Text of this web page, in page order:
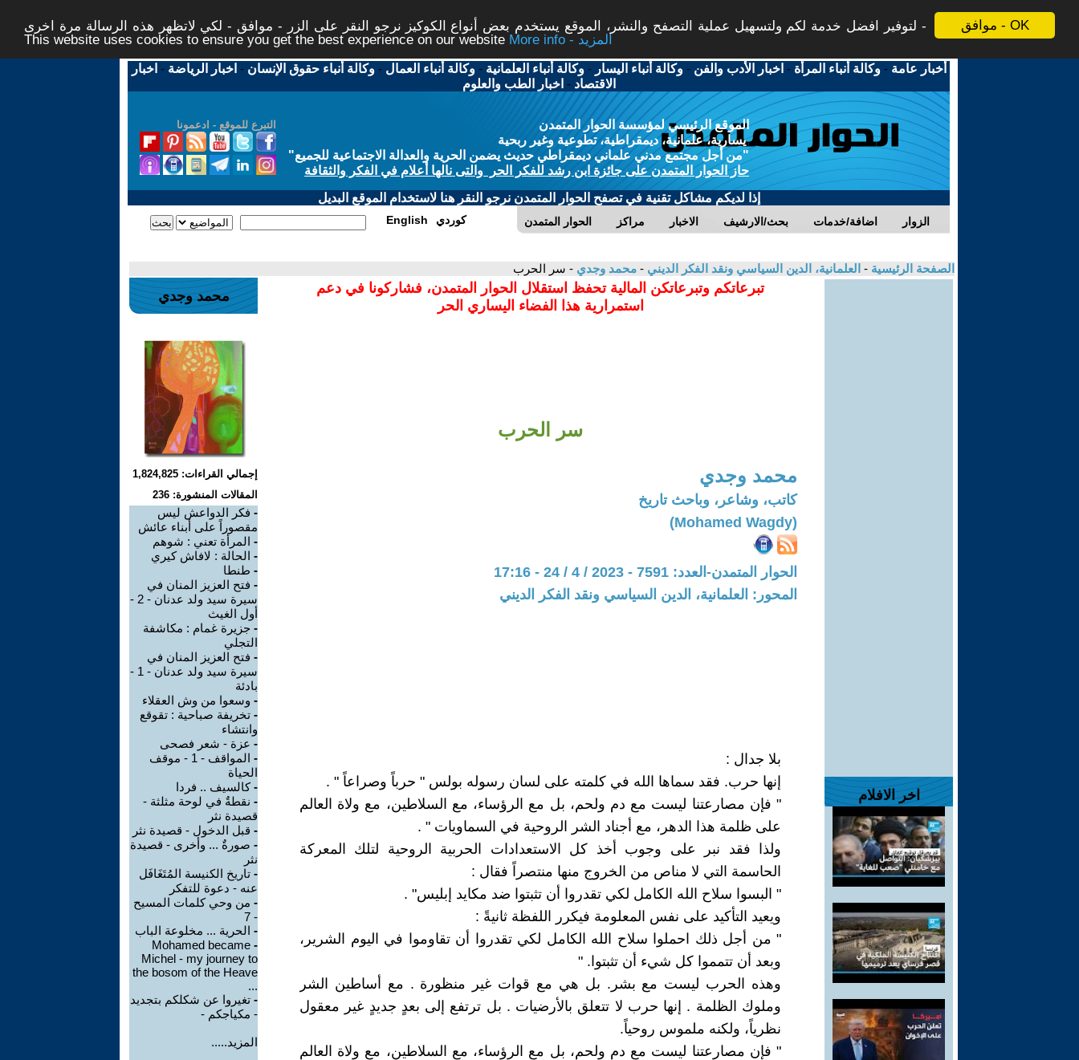
موافق - OK
لتوفير افضل خدمة لكم ولتسهيل عملية التصفح والنشر، الموقع يستخدم بعض أنواع الكوكيز نرجو النقر على الزر - موافق - لكي لاتظهر هذه الرسالة مرة اخرى -
This website uses cookies to ensure you get the best experience on our website
More info - المزيد
أخبار عامة -وكالة أنباء المرأة - اخبار الأدب والفن -وكالة أنباء اليسار -وكالة أنباء العلمانية -وكالة أنباء العمال -وكالة أنباء حقوق الإنسان - اخبار الرياضة - اخبار
الاقتصاد - اخبار الطب والعلوم
التبرع للموقع - ادعمونا
الموقع الرئيسي لمؤسسة الحوار المتمدن
يسارية، علمانية، ديمقراطية، تطوعية وغير ربحية
"من أجل مجتمع مدني علماني ديمقراطي حديث يضمن الحرية والعدالة الاجتماعية للجميع"
حاز الحوار المتمدن على جائزة ابن رشد للفكر الحر والتى نالها أعلام في الفكر والثقافة
إذا لديكم مشاكل تقنية في تصفح الحوار المتمدن نرجو النقر هنا لاستخدام الموقع البديل
الحوار المتمدن مراكز الاخبار بحث/الارشيف اضافة/خدمات الزوار English كوردي
الصفحة الرئيسية - العلمانية، الدين السياسي ونقد الفكر الديني - محمد وجدي - سر الحرب
اخر الافلام
تبرعاتكم وتبرعاتكن المالية تحفظ استقلال الحوار المتمدن، فشاركونا في دعم
استمرارية هذا الفضاء اليساري الحر
سر الحرب
محمد وجدي
كاتب، وشاعر، وباحث تاريخ
(Mohamed Wagdy)
الحوار المتمدن-العدد: 7591 - 2023 / 4 / 24 - 17:16
المحور: العلمانية، الدين السياسي ونقد الفكر الديني
بلا جدال :
إنها حرب. فقد سماها الله في كلمته على لسان رسوله بولس " حرباً وصراعاً " .
" فإن مصارعتنا ليست مع دم ولحم، بل مع الرؤساء، مع السلاطين، مع ولاة العالم
على ظلمة هذا الدهر، مع أجناد الشر الروحية في السماويات " .
ولذا فقد نبر على وجوب أخذ كل الاستعدادات الحربية الروحية لتلك المعركة
الحاسمة التي لا مناص من الخروج منها منتصراً فقال :
" البسوا سلاح الله الكامل لكي تقدروا أن تثبتوا ضد مكايد إبليس" .
ويعيد التأكيد على نفس المعلومة فيكرر اللفظة ثانيةً :
" من أجل ذلك احملوا سلاح الله الكامل لكي تقدروا أن تقاوموا في اليوم الشرير،
وبعد أن تتمموا كل شيء أن تثبتوا. "
وهذه الحرب ليست مع بشر. بل هي مع قوات غير منظورة . مع أساطين الشر
وملوك الظلمة . إنها حرب لا تتعلق بالأرضيات . بل ترتفع إلى بعدٍ جديدٍ غير معقول
نظرياً، ولكنه ملموس روحياً.
" فإن مصارعتنا ليست مع دم ولحم، بل مع الرؤساء، مع السلاطين، مع ولاة العالم
محمد وجدي
إجمالي القراءات: 1,824,825
المقالات المنشورة: 236
- فكر الدواعش ليس
مقصوراً على أبناء عائش
- المرأة تعني : شوهم
- الحالة : لافاش كيري
- طنطا
- فتح العزيز المنان في
سيرة سيد ولد عدنان - 2 -
أول الغيث
- جزيرة غمام : مكاشفة
التجلي
- فتح العزيز المنان في
سيرة سيد ولد عدنان - 1 -
بادئة
- وسعوا من وش العقلاء
- تخريفة صباحية : تقوقع
وانتشاء
- عزة - شعر فصحى
-
المواقف - 1 - موقف
الحياة
-كالسيف .. فردا
- نقطةٌ في لوحة مثلثة -
قصيدة نثر
- قبل الدخول - قصيدة نثر
- صورةٌ ... وأخرى - قصيدة
نثر
- تاريخ الكنيسة المُتَغَافَل
عنه - دعوة للتفكر
- من وحي كلمات المسيح
- 7
- الحرية ... مخلوعة الباب
-
Mohamed became
Michel - my journey to
the bosom of the Heave
...
- تغيروا عن شكلكم بتجديد
- مكياجكم -
المزيد.....